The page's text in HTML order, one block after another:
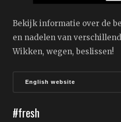
Bekijk informatie over de
en nadelen van
Wikken, wegen, beslissen!
English website
#fresh